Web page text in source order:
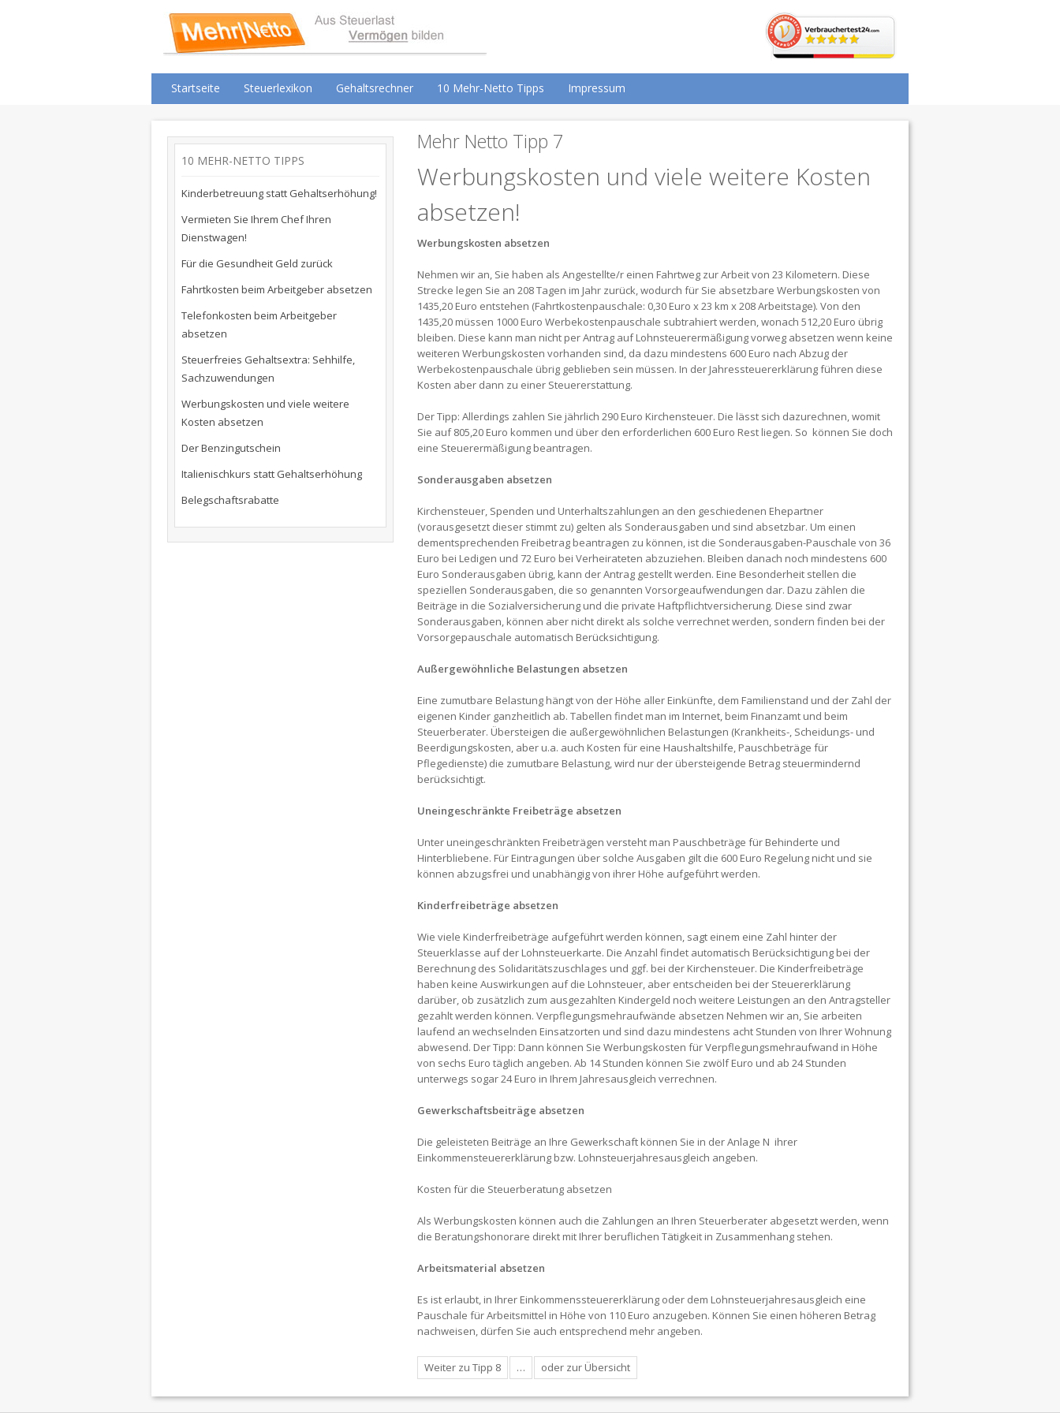
Startseite Steuerlexikon Gehaltsrechner 10 Mehr-Netto Tipps Impressum
10 MEHR-NETTO TIPPS
Kinderbetreuung statt Gehaltserhöhung!
Vermieten Sie Ihrem Chef Ihren
Dienstwagen!
Für die Gesundheit Geld zurück
Fahrtkosten beim Arbeitgeber absetzen
Telefonkosten beim Arbeitgeber
absetzen
Steuerfreies Gehaltsextra: Sehhilfe,
Sachzuwendungen
Werbungskosten und viele weitere
Kosten absetzen
Der Benzingutschein
Italienischkurs statt Gehaltserhöhung
Belegschaftsrabatte
Mehr Netto Tipp 7
Werbungskosten und viele weitere Kosten
absetzen!
Werbungskosten absetzen
Nehmen wir an, Sie haben als Angestellte/r einen Fahrtweg zur Arbeit von 23 Kilometern. Diese
Strecke legen Sie an 208 Tagen im Jahr zurück, wodurch für Sie absetzbare Werbungskosten von
1435,20 Euro entstehen (Fahrtkostenpauschale: 0,30 Euro x 23 km x 208 Arbeitstage). Von den
1435,20 müssen 1000 Euro Werbekostenpauschale subtrahiert werden, wonach 512,20 Euro übrig
bleiben. Diese kann man nicht per Antrag auf Lohnsteuerermäßigung vorweg absetzen wenn keine
weiteren Werbungskosten vorhanden sind, da dazu mindestens 600 Euro nach Abzug der
Werbekostenpauschale übrig geblieben sein müssen. In der Jahressteuererklärung führen diese
Kosten aber dann zu einer Steuererstattung.
Der Tipp: Allerdings zahlen Sie jährlich 290 Euro Kirchensteuer. Die lässt sich dazurechnen, womit
Sie auf 805,20 Euro kommen und über den erforderlichen 600 Euro Rest liegen. So können Sie doch
eine Steuerermäßigung beantragen.
Sonderausgaben absetzen
Kirchensteuer, Spenden und Unterhaltszahlungen an den geschiedenen Ehepartner
(vorausgesetzt dieser stimmt zu) gelten als Sonderausgaben und sind absetzbar. Um einen
dementsprechenden Freibetrag beantragen zu können, ist die Sonderausgaben-Pauschale von 36
Euro bei Ledigen und 72 Euro bei Verheirateten abzuziehen. Bleiben danach noch mindestens 600
Euro Sonderausgaben übrig, kann der Antrag gestellt werden. Eine Besonderheit stellen die
speziellen Sonderausgaben, die so genannten Vorsorgeaufwendungen dar. Dazu zählen die
Beiträge in die Sozialversicherung und die private Haftpflichtversicherung. Diese sind zwar
Sonderausgaben, können aber nicht direkt als solche verrechnet werden, sondern finden bei der
Vorsorgepauschale automatisch Berücksichtigung.
Außergewöhnliche Belastungen absetzen
Eine zumutbare Belastung hängt von der Höhe aller Einkünfte, dem Familienstand und der Zahl der
eigenen Kinder ganzheitlich ab. Tabellen findet man im Internet, beim Finanzamt und beim
Steuerberater. Übersteigen die außergewöhnlichen Belastungen (Krankheits-, Scheidungs- und
Beerdigungskosten, aber u.a. auch Kosten für eine Haushaltshilfe, Pauschbeträge für
Pflegedienste) die zumutbare Belastung, wird nur der übersteigende Betrag steuermindernd
berücksichtigt.
Uneingeschränkte Freibeträge absetzen
Unter uneingeschränkten Freibeträgen versteht man Pauschbeträge für Behinderte und
Hinterbliebene. Für Eintragungen über solche Ausgaben gilt die 600 Euro Regelung nicht und sie
können abzugsfrei und unabhängig von ihrer Höhe aufgeführt werden.
Kinderfreibeträge absetzen
Wie viele Kinderfreibeträge aufgeführt werden können, sagt einem eine Zahl hinter der
Steuerklasse auf der Lohnsteuerkarte. Die Anzahl findet automatisch Berücksichtigung bei der
Berechnung des Solidaritätszuschlages und ggf. bei der Kirchensteuer. Die Kinderfreibeträge
haben keine Auswirkungen auf die Lohnsteuer, aber entscheiden bei der Steuererklärung
darüber, ob zusätzlich zum ausgezahlten Kindergeld noch weitere Leistungen an den Antragsteller
gezahlt werden können. Verpflegungsmehraufwände absetzen Nehmen wir an, Sie arbeiten
laufend an wechselnden Einsatzorten und sind dazu mindestens acht Stunden von Ihrer Wohnung
abwesend. Der Tipp: Dann können Sie Werbungskosten für Verpflegungsmehraufwand in Höhe
von sechs Euro täglich angeben. Ab 14 Stunden können Sie zwölf Euro und ab 24 Stunden
unterwegs sogar 24 Euro in Ihrem Jahresausgleich verrechnen.
Gewerkschaftsbeiträge absetzen
Die geleisteten Beiträge an Ihre Gewerkschaft können Sie in der Anlage N ihrer
Einkommensteuererklärung bzw. Lohnsteuerjahresausgleich angeben.
Kosten für die Steuerberatung absetzen
Als Werbungskosten können auch die Zahlungen an Ihren Steuerberater abgesetzt werden, wenn
die Beratungshonorare direkt mit Ihrer beruflichen Tätigkeit in Zusammenhang stehen.
Arbeitsmaterial absetzen
Es ist erlaubt, in Ihrer Einkommenssteuererklärung oder dem Lohnsteuerjahresausgleich eine
Pauschale für Arbeitsmittel in Höhe von 110 Euro anzugeben. Können Sie einen höheren Betrag
nachweisen, dürfen Sie auch entsprechend mehr angeben.
Weiter zu Tipp 8 … oder zur Übersicht